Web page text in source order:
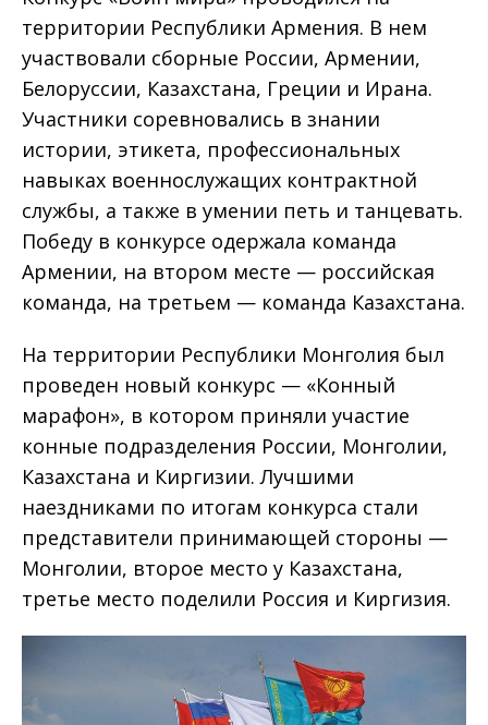
территории Республики Армения. В нем
участвовали сборные России, Армении,
Белоруссии, Казахстана, Греции и Ирана.
Участники соревновались в знании
истории, этикета, профессиональных
навыках военнослужащих контрактной
службы, а также в умении петь и танцевать.
Победу в конкурсе одержала команда
Армении, на втором месте — российская
команда, на третьем — команда Казахстана.
На территории Республики Монголия был
проведен новый конкурс — «Конный
марафон», в котором приняли участие
конные подразделения России, Монголии,
Казахстана и Киргизии. Лучшими
наездниками по итогам конкурса стали
представители принимающей стороны —
Монголии, второе место у Казахстана,
третье место поделили Россия и Киргизия.